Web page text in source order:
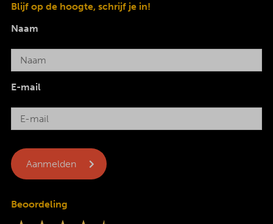
Blijf op de hoogte, schrijf je in!
Naam
E-mail
Beoordeling